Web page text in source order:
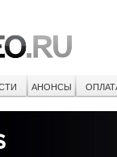
АНОНСЫ